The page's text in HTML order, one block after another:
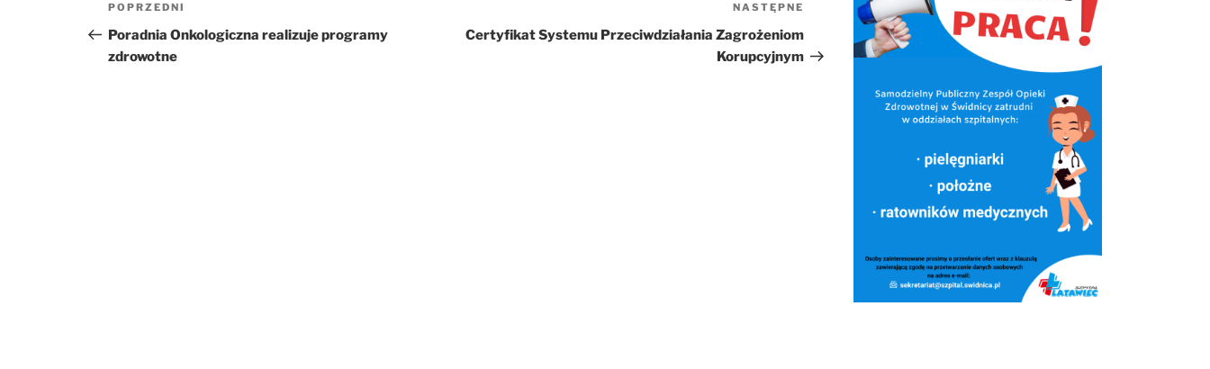
wpisu
Poprzedni
wpis
POPRZEDNI
Poradnia Onkologiczna realizuje programy
zdrowotne
Następny
wpis
NASTĘPNE
Certyfikat Systemu Przeciwdziałania Zagrożeniom
Korupcyjnym